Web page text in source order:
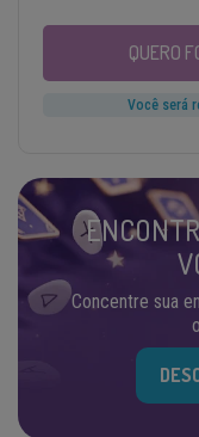
QUERO
Você será
Concentre sua